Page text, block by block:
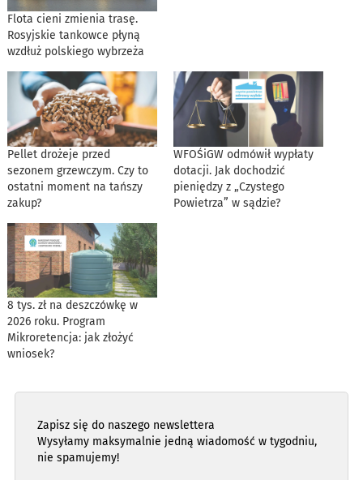
Flota cieni zmienia trasę.
Rosyjskie tankowce płyną
wzdłuż polskiego wybrzeża
Pellet drożeje przed
sezonem grzewczym. Czy to
ostatni moment na tańszy
zakup?
WFOŚiGW odmówił wypłaty
dotacji. Jak dochodzić
pieniędzy z „Czystego
Powietrza” w sądzie?
8 tys. zł na deszczówkę w
2026 roku. Program
Mikroretencja: jak złożyć
wniosek?
Zapisz się do naszego newslettera
Wysyłamy maksymalnie jedną wiadomość w tygodniu,
nie spamujemy!